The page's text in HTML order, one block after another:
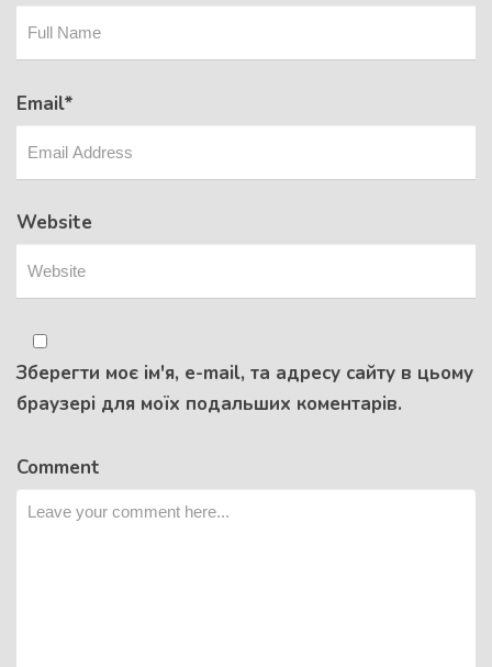
Email*
Website
Зберегти моє ім'я, e-mail, та адресу сайту в цьому
браузері для моїх подальших коментарів.
Comment